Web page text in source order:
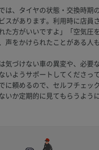
は、タイヤの状態・交換時期
スがあります。利用時に店員
た方がいいですよ」「空気圧
声をかけられたことがある人
気づけない車の異変や、必要
いようサポートしてくださっ
に頼めるので、セルフチェッ
いか定期的に見てもらうよう